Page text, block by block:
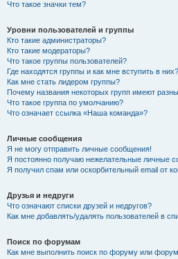
Что такое значки тем?
Уровни пользователей и группы
Кто такие администраторы?
Кто такие модераторы?
Что такое группы пользователей?
Где находятся группы и как мне вступить в них?
Как мне стать лидером группы?
Почему названия некоторых групп имеют
Что такое группа по умолчанию?
Что означает ссылка «Наша команда»?
Личные сообщения
Я не могу отправить личные сообщения!
Я постоянно получаю нежелательные личные
Я получил спам или оскорбительный email от
Друзья и недруги
Что означают списки друзей и недругов?
Как мне добавлять/удалять пользователей в
Поиск по форумам
Как мне выполнить поиск по форуму или